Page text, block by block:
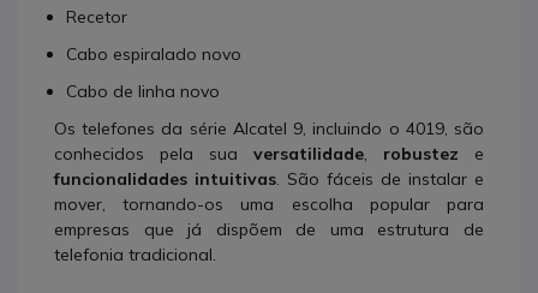
Recetor
Cabo espiralado novo
Cabo de linha novo
Os telefones da série Alcatel 9, incluindo o 4019, são
conhecidos pela sua versatilidade, robustez e
funcionalidades intuitivas. São fáceis de instalar e
mover, tornando-os uma escolha popular para
empresas que já dispõem de uma estrutura de
telefonia tradicional.